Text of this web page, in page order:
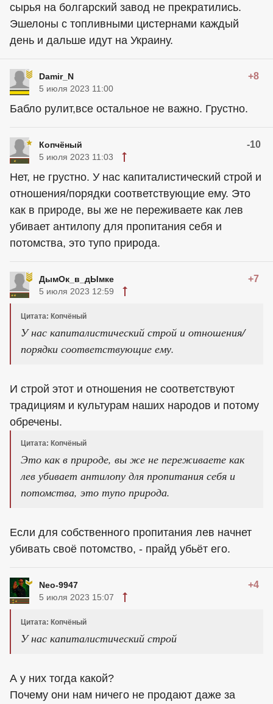
сырья на болгарский завод не прекратились.
Эшелоны с топливными цистернами каждый
день и дальше идут на Украину.
Damir_N +8
5 июля 2023 11:00
Бабло рулит,все остальное не важно. Грустно.
Копчёный -10
5 июля 2023 11:03
Нет, не грустно. У нас капиталистический строй и
отношения/порядки соответствующие ему. Это
как в природе, вы же не переживаете как лев
убивает антилопу для пропитания себя и
потомства, это тупо природа.
ДымОк_в_дЫмке +7
5 июля 2023 12:59
Цитата: Копчёный
У нас капиталистический строй и отношения/
порядки соответствующие ему.
И строй этот и отношения не соответствуют
традициям и культурам наших народов и потому
обречены.
Цитата: Копчёный
Это как в природе, вы же не переживаете как
лев убивает антилопу для пропитания себя и
потомства, это тупо природа.
Если для собственного пропитания лев начнет
убивать своё потомство, - прайд убьёт его.
Neo-9947 +4
5 июля 2023 15:07
Цитата: Копчёный
У нас капиталистический строй
А у них тогда какой?
Почему они нам ничего не продают даже за